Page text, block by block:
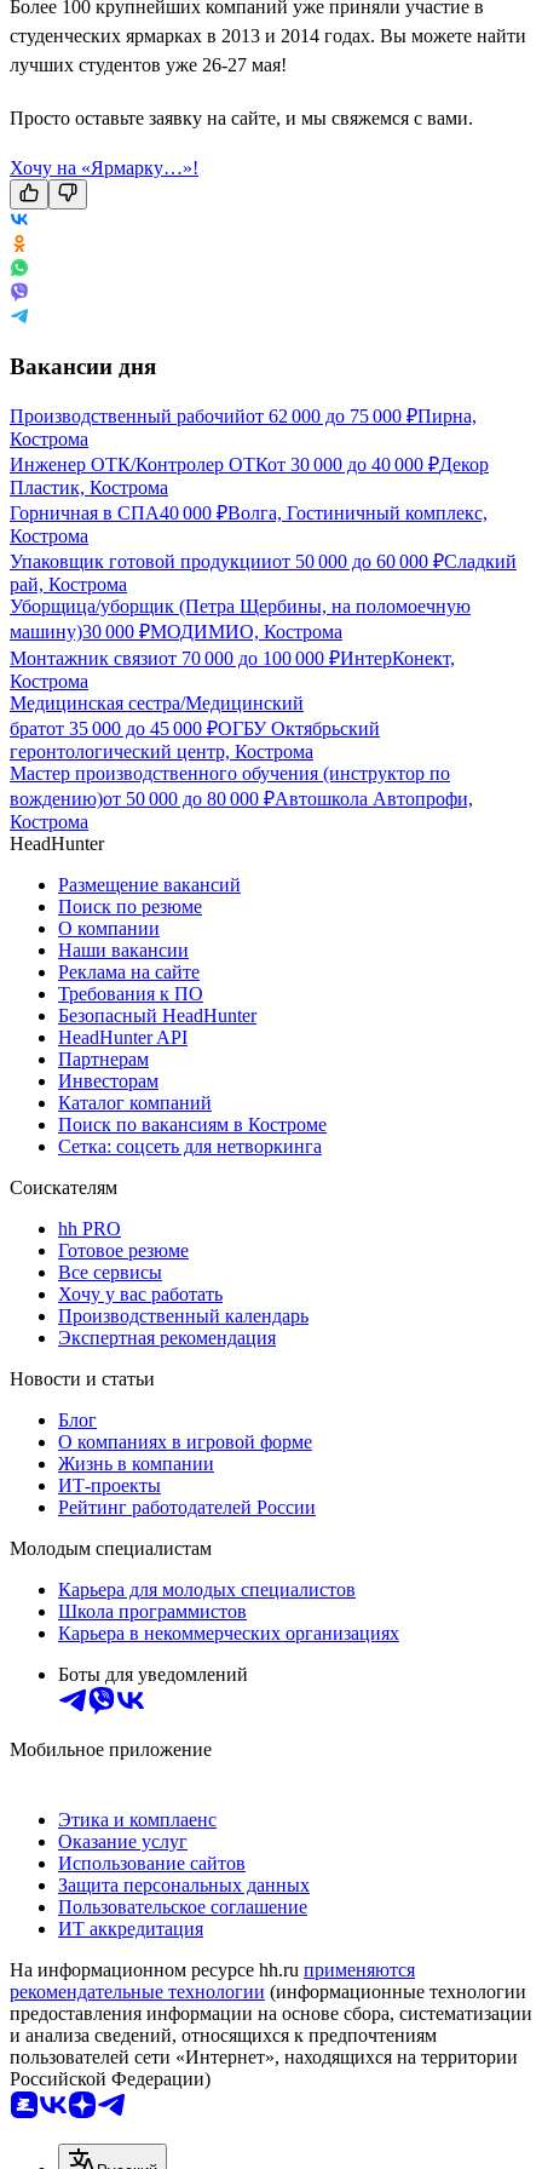
Более 100 крупнейших компаний уже приняли участие в
студенческих ярмарках в 2013 и 2014 годах. Вы можете найти
лучших студентов уже 26-27 мая!
Просто оставьте заявку на сайте, и мы свяжемся с вами.
Хочу на «Ярмарку…»!
Вакансии дня
Производственный рабочийот 62 000 до 75 000 ₽Пирна,
Кострома
Инженер ОТК/Контролер ОТКот 30 000 до 40 000 ₽Декор
Пластик, Кострома
Горничная в СПА40 000 ₽Волга, Гостиничный комплекс,
Кострома
Упаковщик готовой продукцииот 50 000 до 60 000 ₽Сладкий
рай, Кострома
Уборщица/уборщик (Петра Щербины, на поломоечную
машину)30 000 ₽МОДИМИО, Кострома
Монтажник связиот 70 000 до 100 000 ₽ИнтерКонект,
Кострома
Медицинская сестра/Медицинский
братот 35 000 до 45 000 ₽ОГБУ Октябрьский
геронтологический центр, Кострома
Мастер производственного обучения (инструктор по
вождению)от 50 000 до 80 000 ₽Автошкола Автопрофи,
Кострома
HeadHunter
Размещение вакансий
Поиск по резюме
О компании
Наши вакансии
Реклама на сайте
Требования к ПО
Безопасный HeadHunter
HeadHunter API
Партнерам
Инвесторам
Каталог компаний
Поиск по вакансиям в Костроме
Сетка: соцсеть для нетворкинга
Соискателям
hh PRO
Готовое резюме
Все сервисы
Хочу у вас работать
Производственный календарь
Экспертная рекомендация
Новости и статьи
Блог
О компаниях в игровой форме
Жизнь в компании
ИТ-проекты
Рейтинг работодателей России
Молодым специалистам
Карьера для молодых специалистов
Школа программистов
Карьера в некоммерческих организациях
Боты для уведомлений
Мобильное приложение
Этика и комплаенс
Оказание услуг
Использование сайтов
Защита персональных данных
Пользовательское соглашение
ИТ аккредитация
На информационном ресурсе hh.ru применяются
рекомендательные технологии (информационные технологии
предоставления информации на основе сбора, систематизации
и анализа сведений, относящихся к предпочтениям
пользователей сети «Интернет», находящихся на территории
Российской Федерации)